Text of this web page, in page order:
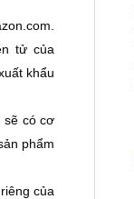
tử của
khẩu
sẽ có cơ
phẩm
của